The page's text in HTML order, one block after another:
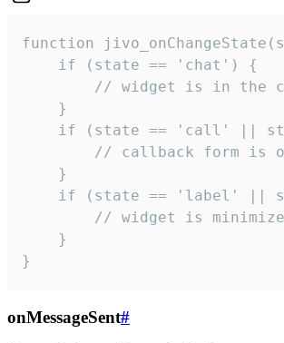
function
    if (state == 'chat') {
// widget is in the
    }
if (state == 'call' ||
// callback form is
    }
if (state == 'label' ||
// widget is
    }
}
onMessageSent#